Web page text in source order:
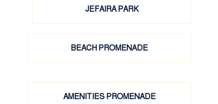
JEFAIRA PARK
BEACH PROMENADE
AMENITIES PROMENADE